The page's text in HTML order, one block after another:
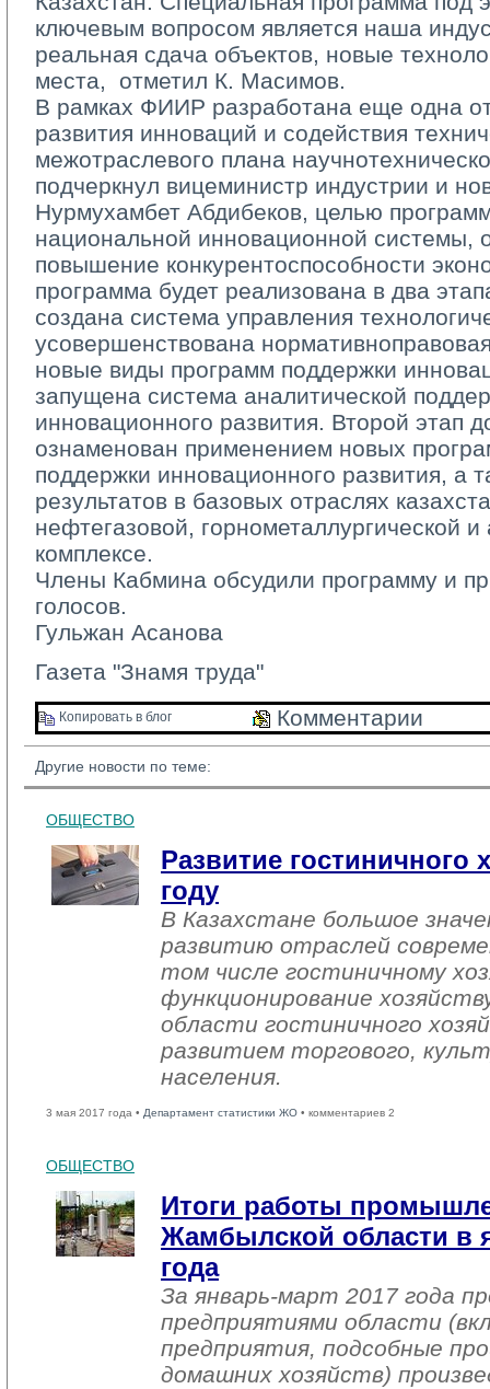
ключевым вопросом является наша
реальная сдача объектов, новые
места, ­ отметил К. Масимов.
В рамках ФИИР разработана еще одна
развития инноваций и содействия
межотраслевого плана
подчеркнул вице­министр индустрии и
Нурмухамбет Абдибеков, целью
национальной инновационной системы,
повышение конкурентоспособности
программа будет реализована в два
создана система управления
усовершенствована
новые виды программ поддержки
запущена система аналитической
инновационного развития. Второй этап
ознаменован применением новых
поддержки инновационного развития, а
результатов в базовых отраслях
нефтегазовой, горно­металлургической
комплексе.
Члены Кабмина обсудили программу и
голосов.
Гульжан Асанова
Газета "Знамя труда"
Копировать в блог Комментарии
Другие новости по теме:
ОБЩЕСТВО
Развитие гостиничного
году
В Казахстане большое
развитию отраслей
том числе гостиничному
функционирование
области гостиничного
развитием торгового,
населения.
3 мая 2017 года • Департамент статистики ЖО • комментариев 2
ОБЩЕСТВО
Итоги работы
Жамбылской области в
года
За январь-март 2017 года
предприятиями области
предприятия, подсобные
домашних хозяйств)